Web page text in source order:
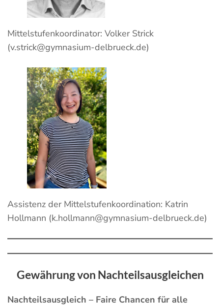
Mittelstufenkoordinator: Volker Strick
(v.strick@gymnasium-delbrueck.de)
Assistenz der Mittelstufenkoordination: Katrin
Hollmann (k.hollmann@gymnasium-delbrueck.de)
Gewährung von Nachteilsausgleichen
Nachteilsausgleich – Faire Chancen für alle